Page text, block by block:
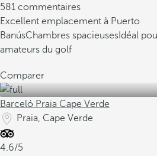
581 commentaires
Excellent emplacement à Puerto
BanúsChambres spacieuses Idéal
amateurs du golf
Comparer
Barceló Praia Cape Verde
Praia, Cape Verde
4.6/5